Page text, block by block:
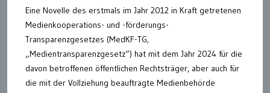
Eine Novelle des erstmals im Jahr 2012 in Kraft getretenen
Medienkooperations- und -förderungs-
Transparenzgesetzes (MedKF-TG,
„Medientransparenzgesetz“) hat mit dem Jahr 2024 für die
davon betroffenen öffentlichen Rechtsträger, aber auch für
die mit der Vollziehung beauftragte Medienbehörde